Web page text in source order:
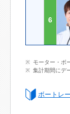
6
モーター・ボ
集計期間にデ
ボートレ